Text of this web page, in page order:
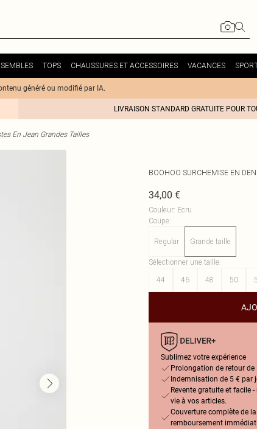
TOPS CHAUSSURES ET ACCESSOIRES VACANCES
généré ou modifié par IA.
LIVRAISON STANDARD GRATUITE POUR
En Jean Grandes Tailles
BOOHOO SURCHEMISE EN
34,00 €
Couleur: Ecru
Coupe:
Regular Grande taille
Sélectionner une taille:
44
46 48 50
Sublimez votre expérience
Prolongation de retour de
Indemnisation de 5 € par
Revente gratuite et facile
vie à vos articles.
Couverture complète de
remboursement